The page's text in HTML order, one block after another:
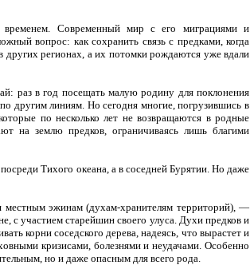
временем. Современный мир с его миграциями и
вопрос: как сохранить связь с предками, когда
других регионах, а их потомки рождаются уже вдали
раз в год посещать малую родину для поклонения
другим линиям. Но сегодня многие, погрузившись в
по несколько лет не возвращаются в родные
на землю предков, ограничиваясь лишь благими
Тихого океана, а в соседней Бурятии. Но даже
местным эжинам (духам-хранителям территорий), —
участием старейшин своего улуса. Духи предков и
корни соседского дерева, надеясь, что вырастет и
кризисами, болезнями и неудачами. Особенно
но и даже опасным для всего рода.